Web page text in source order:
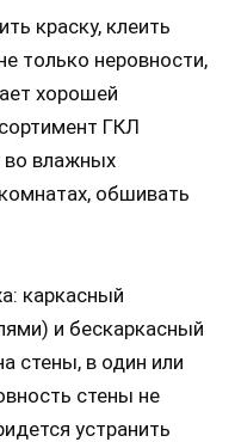
краску, клеить
только неровности,
хорошей
ГКЛ
во влажных
обшивать
каркасный
и бескаркасный
стены, в один или
стены не
устранить